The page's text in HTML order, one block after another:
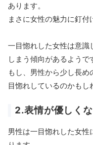
あります。
まさに女性の魅力に釘付
一目惚れした女性は意識
しまう傾向があるようで
もし、男性から少し長
目惚れしているのかもし
2.表情が優しく
男性は一目惚れした女